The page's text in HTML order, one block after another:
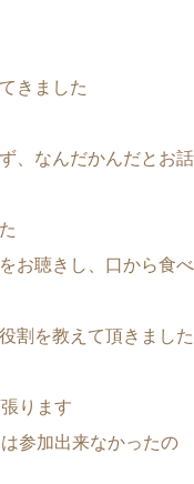
きました
、なんだかんだとお話
お聴きし、口から食べ
割を教えて頂きました
ります
参加出来なかったの